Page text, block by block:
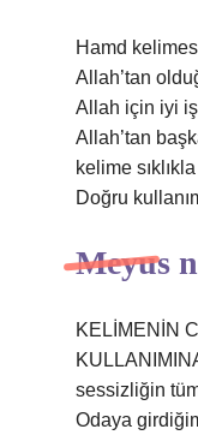
Hamd
Allah’tan
Allah için iyi
Allah’tan
kelime
Doğru
Meyus
KELİMENİN
sessizliğin
Odaya